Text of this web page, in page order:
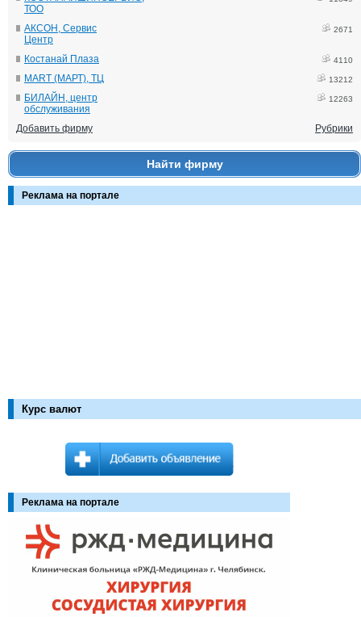
ТОО
АКСОН, Сервис
Центр
2671
Костанай Плаза 4110
MART (МАРТ), ТЦ 13212
БИЛАЙН, центр
обслуживания
12263
Добавить фирму Рубрики
Найти фирму
Реклама на портале
Курс валют
Реклама на портале